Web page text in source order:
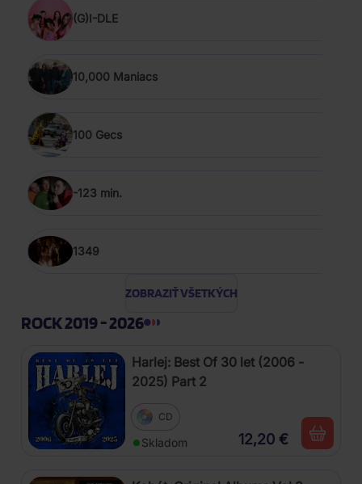
(G)I-DLE
10,000 Maniacs
100 Gecs
-123 min.
1349
ZOBRAZIŤ VŠETKÝCH
ROCK 2019 - 2026
Harlej: Best Of 30 let (2006 -
2025) Part 2
CD
Skladom 12,20 €